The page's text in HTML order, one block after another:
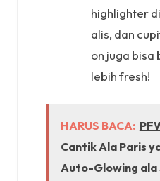
highlighter
alis, dan
on juga bisa
lebih fresh!
HARUS BACA:
Cantik Ala Paris
Auto-Glowing ala